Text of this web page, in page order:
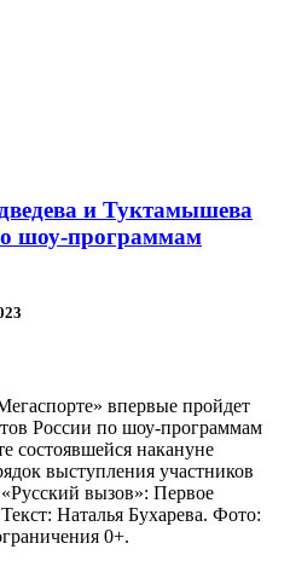
и Туктамышева
шоу-программам
впервые пройдет
России по шоу-программам
состоявшейся накануне
выступления участников
вызов»: Первое
Наталья Бухарева. Фото:
0+.